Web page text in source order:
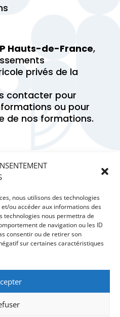
nous utilisons des technologies
ou accéder aux informations des
technologies nous permettra de
de navigation ou les ID
consentir ou de retirer son
sur certaines caractéristiques
Hauts-de-France,
privés de la
contacter pour
ou pour
de nos formations.
idéal en un
de recherche pour
près de chez